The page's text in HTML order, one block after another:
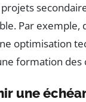
Par exemple,
optimisation
formation
une